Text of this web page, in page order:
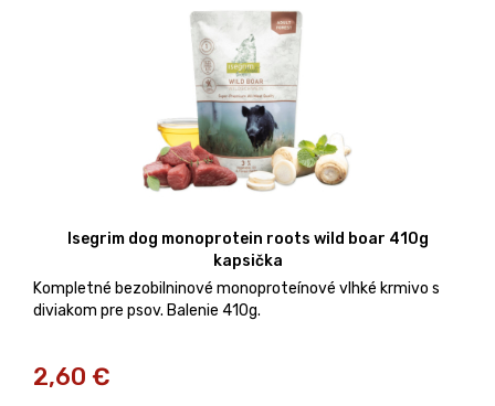
Isegrim dog monoprotein roots wild boar 410g
kapsička
Kompletné bezobilninové monoproteínové vlhké krmivo s
diviakom pre psov. Balenie 410g.
2,60 €